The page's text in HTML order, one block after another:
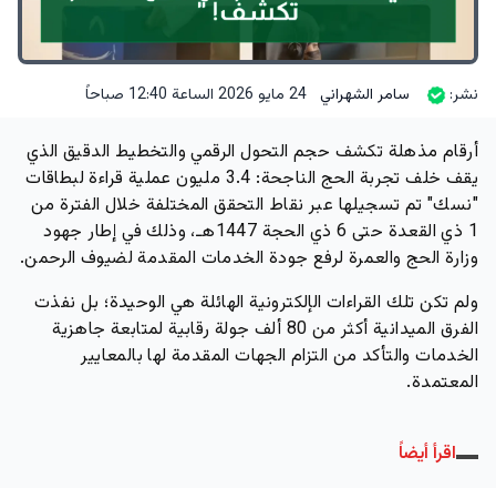
نشر: سامر الشهراني 24 مايو 2026 الساعة 12:40 صباحاً
أرقام مذهلة تكشف حجم التحول الرقمي والتخطيط الدقيق الذي
يقف خلف تجربة الحج الناجحة: 3.4 مليون عملية قراءة
لبطاقات
"نسك" تم تسجيلها عبر نقاط التحقق المختلفة خلال الفترة من
1 ذي القعدة حتى 6 ذي الحجة 1447هـ، وذلك في إطار جهود
وزارة الحج والعمرة لرفع جودة الخدمات المقدمة لضيوف الرحمن.
ولم تكن تلك القراءات الإلكترونية الهائلة هي الوحيدة؛ بل نفذت
الفرق الميدانية أكثر من 80 ألف جولة رقابية
لمتابعة جاهزية
الخدمات والتأكد من التزام الجهات المقدمة لها بالمعايير
المعتمدة.
اقرأ أيضاً